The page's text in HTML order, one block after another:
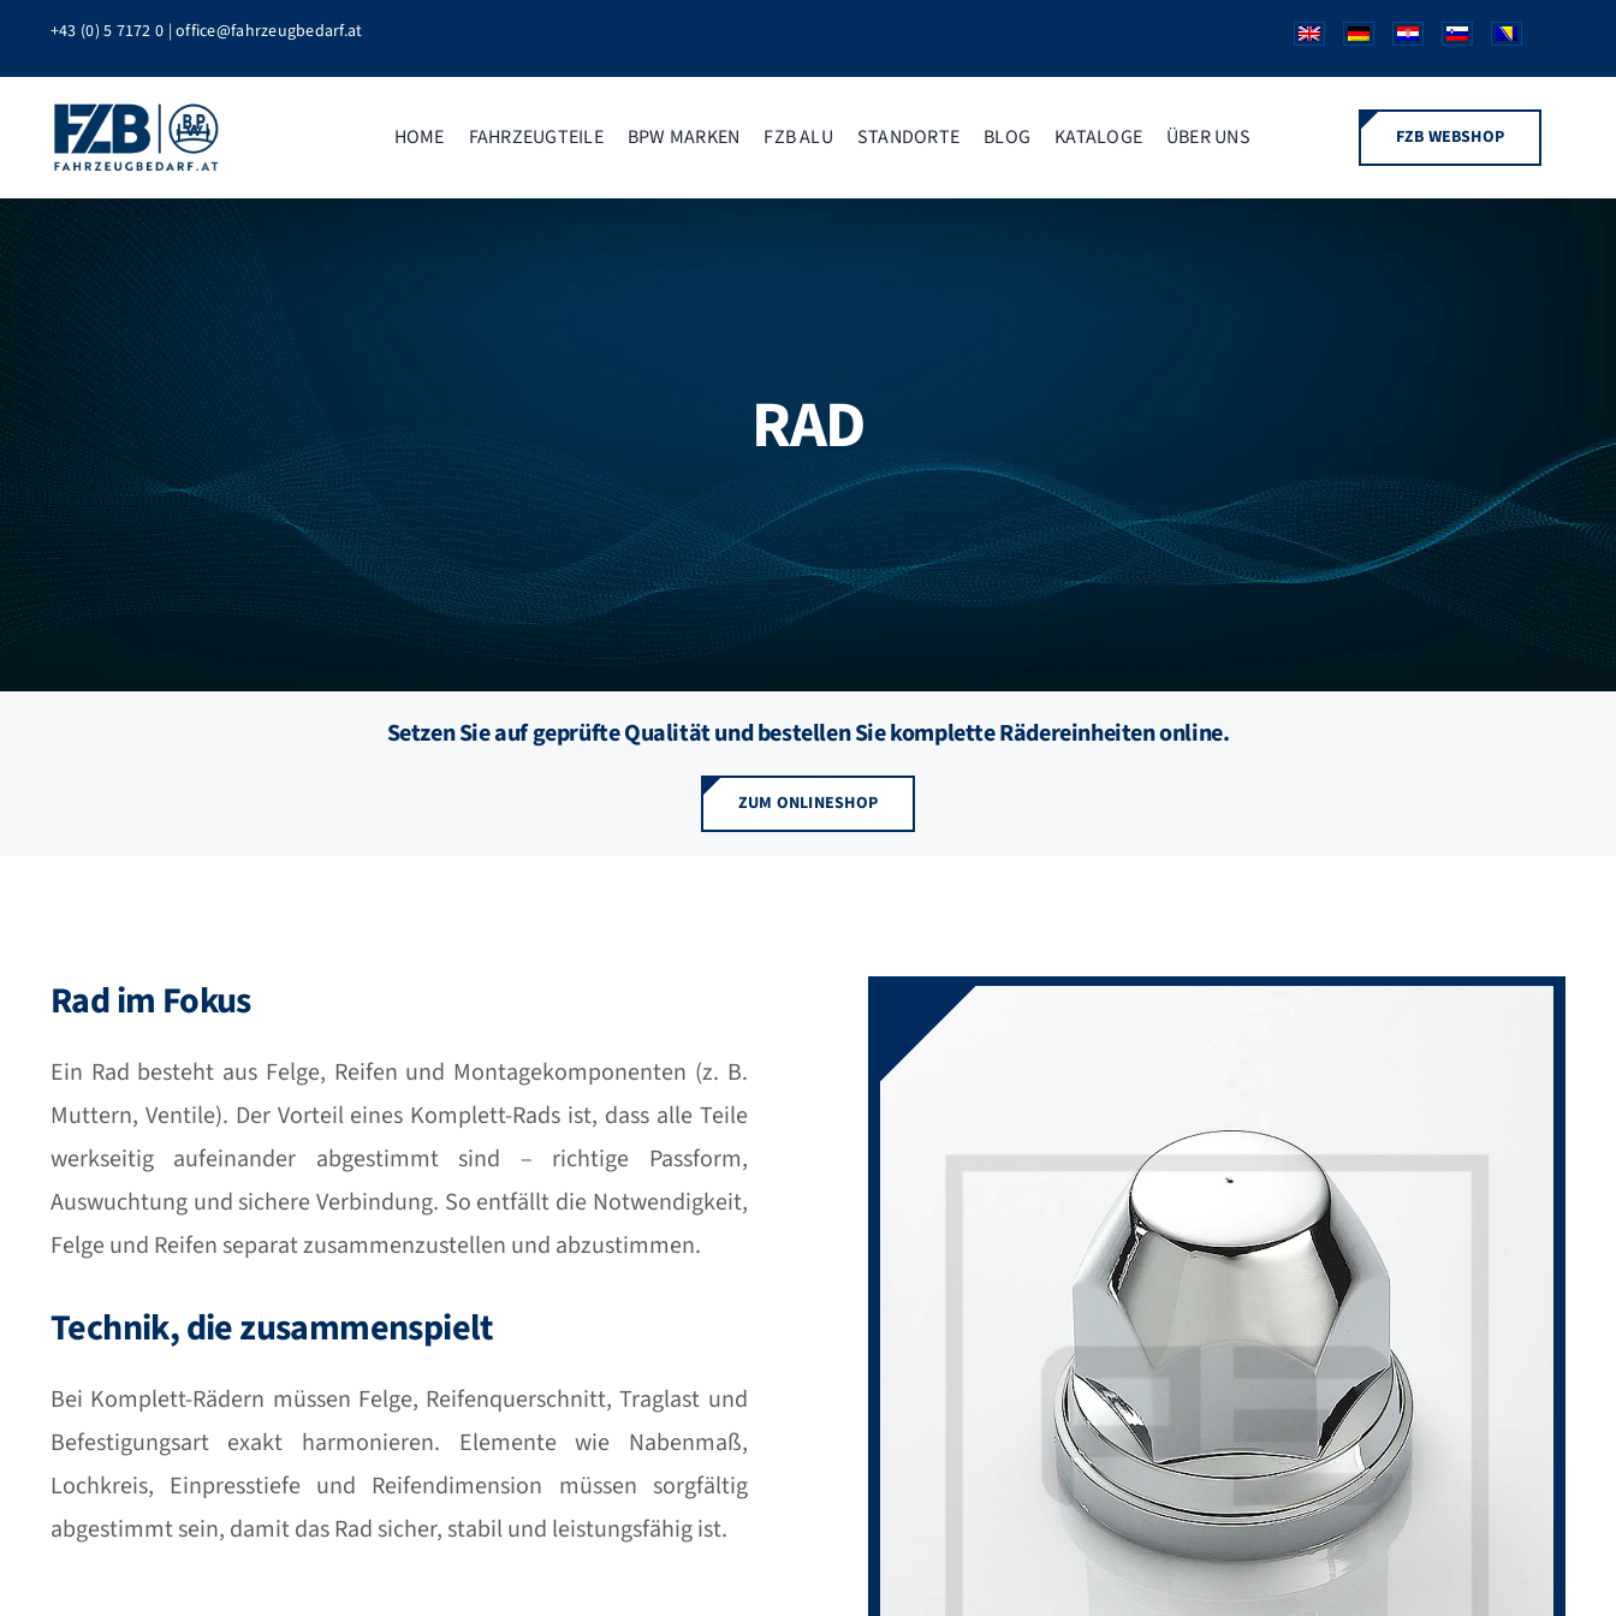
+43 (0) 5 7172 0 |office@fahrzeugbedarf.at
HOME FAHRZEUGTEILE BPW MARKEN FZB ALU STANDORTE BLOG KATALOGE ÜBER UNS FZB WEBSHOP
RAD
Setzen Sie auf geprüfte Qualität und bestellen Sie komplette Rädereinheiten online.
ZUM ONLINESHOP
Rad im Fokus
Ein Rad besteht aus Felge, Reifen und Montagekomponenten (z. B.
Muttern, Ventile). Der Vorteil eines Komplett-Rads ist, dass alle Teile
werkseitig aufeinander abgestimmt sind – richtige Passform,
Auswuchtung und sichere Verbindung. So entfällt die Notwendigkeit,
Felge und Reifen separat zusammenzustellen und abzustimmen.
Technik, die zusammenspielt
Bei Komplett-Rädern müssen Felge, Reifenquerschnitt, Traglast und
Befestigungsart exakt harmonieren. Elemente wie Nabenmaß,
Lochkreis, Einpresstiefe und Reifendimension müssen sorgfältig
abgestimmt sein, damit das Rad sicher, stabil und leistungsfähig ist.